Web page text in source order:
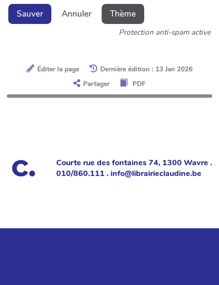
Sauver Annuler Thème
Protection anti-spam active
Éditer la page
Dernière édition : 13 Jan 2026
Partager
PDF
Courte rue des fontaines 74, 1300 Wavre .
010/860.111 . info@librairieclaudine.be